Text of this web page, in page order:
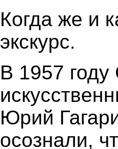
Когда же и
экскурс.
В 1957
Юрий
осознали,